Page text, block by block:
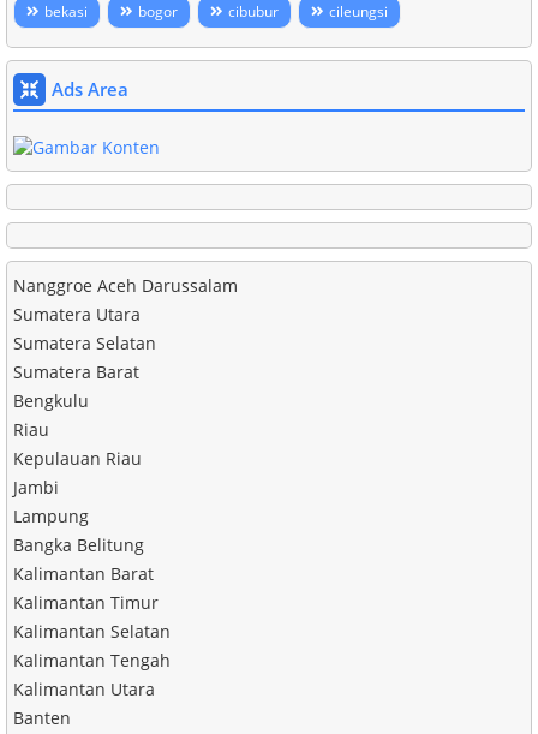
bekasi bogor cibubur cileungsi
Ads Area
Nanggroe Aceh Darussalam
Sumatera Utara
Sumatera Selatan
Sumatera Barat
Bengkulu
Riau
Kepulauan Riau
Jambi
Lampung
Bangka Belitung
Kalimantan Barat
Kalimantan Timur
Kalimantan Selatan
Kalimantan Tengah
Kalimantan Utara
Banten